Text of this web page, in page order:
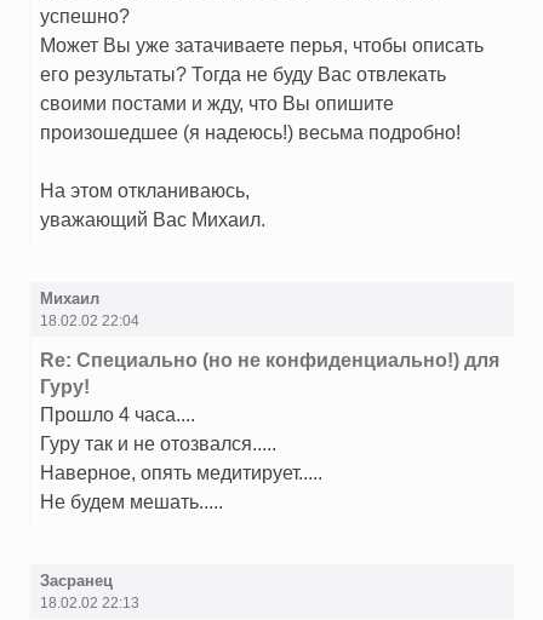
успешно?
Может Вы уже затачиваете перья, чтобы описать
его результаты? Тогда не буду Вас отвлекать
своими постами и жду, что Вы опишите
произошедшее (я надеюсь!) весьма подробно!
На этом откланиваюсь,
уважающий Вас Михаил.
Михаил
18.02.02 22:04
Re: Специально (но не конфиденциально!) для
Гуру!
Прошло 4 часа....
Гуру так и не отозвался.....
Наверное, опять медитирует.....
Не будем мешать.....
Засранец
18.02.02 22:13